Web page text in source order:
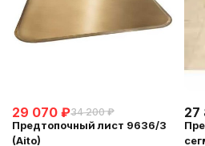
29 070 ₽34 200 ₽
Предтопочный лист 9636/3
(Aito)
27